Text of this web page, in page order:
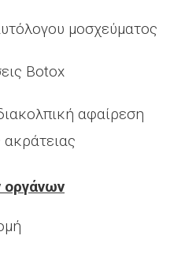
μοσχεύματος
Botox
αφαίρεση
ακράτειας